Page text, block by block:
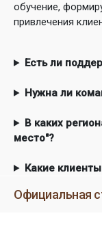
обучение,
привлечения
Есть ли
Нужна ли
В каких
место"?
Какие
Официальная